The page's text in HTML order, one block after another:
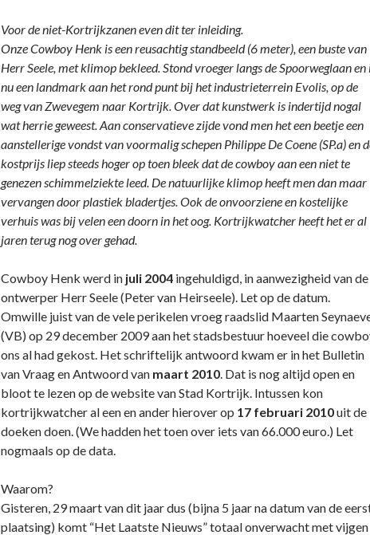
Voor de niet-Kortrijkzanen even dit ter inleiding.
Onze Cowboy Henk is een reusachtig standbeeld (6 meter), een buste van
Herr Seele, met klimop bekleed. Stond vroeger langs de Spoorweglaan en
nu een landmark aan het rond punt bij het industrieterrein Evolis, op de
weg van Zwevegem naar Kortrijk. Over dat kunstwerk is indertijd nogal
wat herrie geweest. Aan conservatieve zijde vond men het een beetje een
aanstellerige vondst van voormalig schepen Philippe De Coene (SP.a) en
kostprijs liep steeds hoger op toen bleek dat de cowboy aan een niet te
genezen schimmelziekte leed. De natuurlijke klimop heeft men dan maar
vervangen door plastiek bladertjes. Ook de onvoorziene en kostelijke
verhuis was bij velen een doorn in het oog. Kortrijkwatcher heeft het er al
jaren terug nog over gehad.
Cowboy Henk werd in juli 2004 ingehuldigd, in aanwezigheid van de
ontwerper Herr Seele (Peter van Heirseele). Let op de datum.
Omwille juist van de vele perikelen vroeg raadslid Maarten
(VB) op 29 december 2009 aan het stadsbestuur hoeveel die
ons al had gekost. Het schriftelijk antwoord kwam er in het Bulletin
van Vraag en Antwoord van maart 2010. Dat is nog altijd open en
bloot te lezen op de website van Stad Kortrijk. Intussen kon
kortrijkwatcher al een en ander hierover op 17 februari 2010uit de
doeken doen. (We hadden het toen over iets van 66.000 euro.) Let
nogmaals op de data.
Waarom?
Gisteren, 29 maart van dit jaar dus (bijna 5 jaar na datum van de
plaatsing) komt “Het Laatste Nieuws” totaal onverwacht met vijgen